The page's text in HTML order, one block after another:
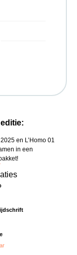
editie:
en L’Homo 01
in een